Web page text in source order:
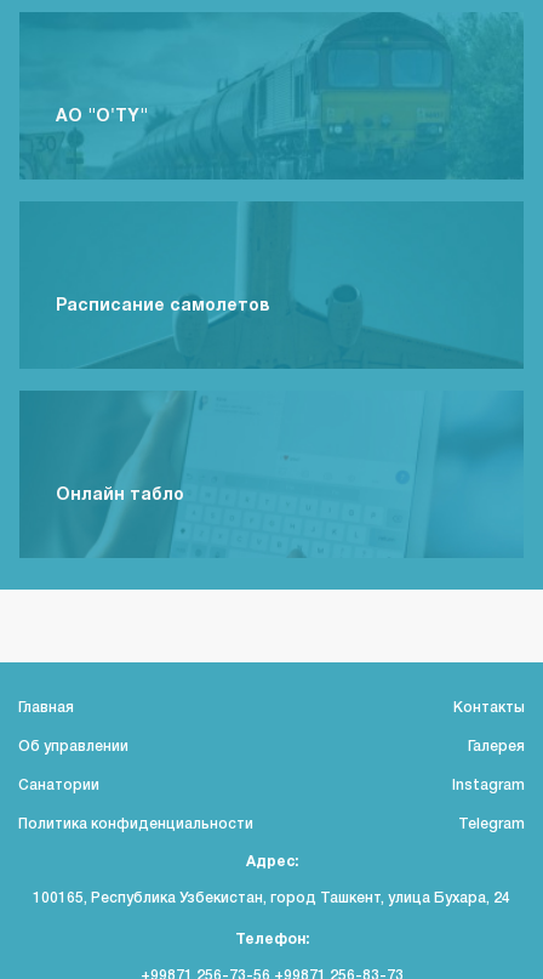
АО "O'TY"
Расписание самолетов
Онлайн табло
Главная
Об управлении
Санатории
Политика конфиденциальности
Контакты
Галерея
Instagram
Telegram
Адрес:
100165, Республика Узбекистан, город Ташкент, улица Бухара, 24
Телефон:
+99871 256-73-56 +99871 256-83-73